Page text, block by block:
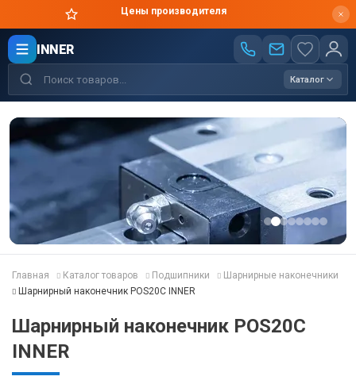
Цены производителя
INNER
Каталог
Главная Каталог товаров Подшипники
Шарнирные наконечники
Шарнирный наконечник POS20C INNER
Шарнирный наконечник POS20C
INNER